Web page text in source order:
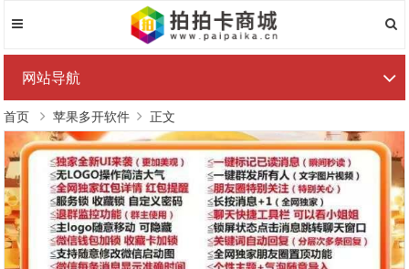
网站导航
首页 苹果多开软件 正文